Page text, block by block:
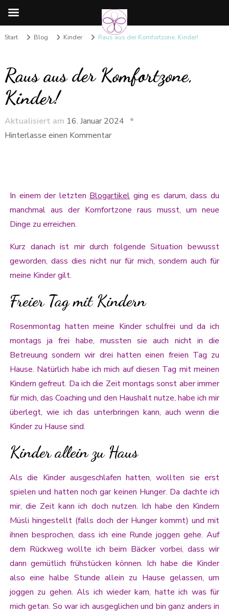
Start Blog Kinder Raus aus der Komfortzone, Kinder!
Raus aus der Komfortzone,
Kinder!
Aktualisiert am 16. Januar 2024
Hinterlasse einen Kommentar
In einem der letzten Blogartikel ging es darum, dass du
manchmal aus der Komfortzone raus musst, um neue
Dinge zu erreichen.
Kurz danach ist mir durch folgende Situation bewusst
geworden, dass dies nicht nur für mich, sondern auch für
meine Kinder gilt.
Freier Tag mit Kindern
Rosenmontag hatten meine Kinder schulfrei und da ich
montags ja frei habe, mussten sie auch nicht in die
Betreuung sondern wir drei hatten einen freien Tag zu
Hause. Natürlich habe ich mich auf diesen Tag mit meinen
Kindern gefreut. Da ich die Zeit montags sonst aber immer
für mich, das Coaching und den Haushalt nutze, habe ich mir
überlegt, wie ich das unterbringen kann, auch wenn die
Kinder zu Hause sind.
Kinder allein zu Haus
Als die Kinder ausgeschlafen hatten, wollten sie erst
spielen und hatten noch gar keinen Hunger. Da dachte ich
mir, die Zeit kann ich doch nutzen. Ich habe den Kindern
Müsli hingestellt (falls doch der Hunger kommt) und mit
ihnen besprochen, dass ich eine Runde joggen gehe. Auf
dem Rückweg wollte ich beim Bäcker vorbei, dass wir
dann gemütlich frühstücken können. Ich habe die Kinder
also eine halbe Stunde allein zu Hause gelassen, um
joggen zu gehen. Als ich wieder kam, hatte ich was für
mich getan. So war ich ausgeglichen und bin ganz anders in